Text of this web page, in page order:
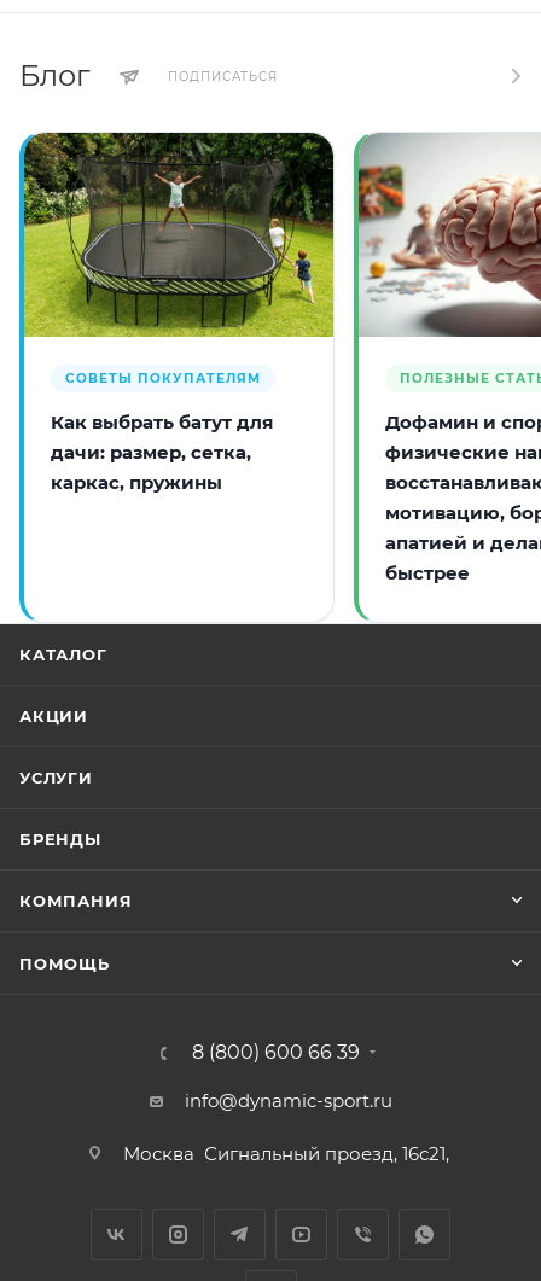
Блог ПОДПИСАТЬСЯ
СОВЕТЫ ПОКУПАТЕЛЯМ
Как выбрать батут для
дачи: размер, сетка,
каркас, пружины
ПОЛЕЗНЫЕ
Дофамин и
физические
мотивацию,
апатией и
быстрее
КАТАЛОГ
АКЦИИ
УСЛУГИ
БРЕНДЫ
КОМПАНИЯ
ПОМОЩЬ
8 (800) 600 66 39
info@dynamic-sport.ru
Москва Сигнальный проезд, 16с21,